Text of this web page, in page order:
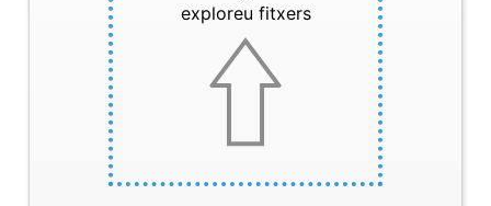
exploreu fitxers